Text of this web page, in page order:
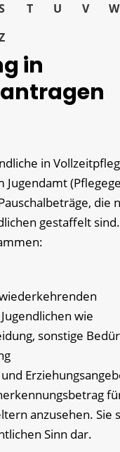
T U V
W
in
in
die
gestaffelt
wie
sonstige
anzusehen. Sie
Sinn dar.